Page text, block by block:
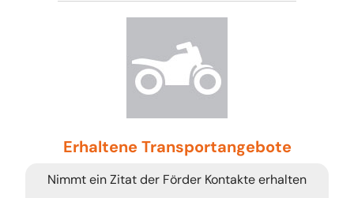
Erhaltene Transportangebote
Nimmt ein Zitat der Förder Kontakte erhalten